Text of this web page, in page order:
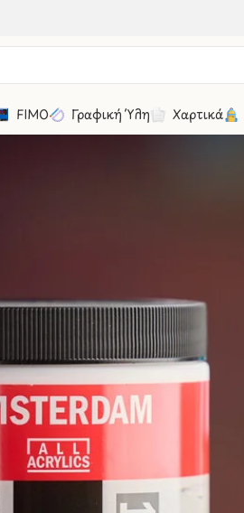
FIMO Γραφική Ύλη Χαρτικά